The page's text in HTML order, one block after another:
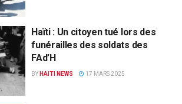
Haïti : Un citoyen tué lors des
funérailles des soldats des
FAd’H
BY HAITI NEWS 17 MARS 2025